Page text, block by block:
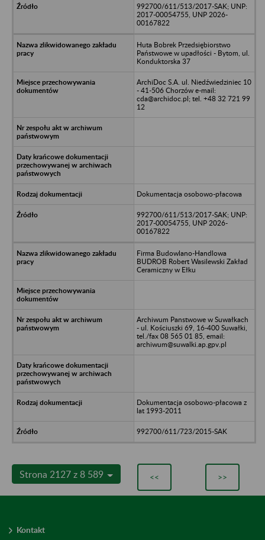
992700/611/513/2017-SAK; UNP:
2017-00054755, UNP 2026-
00167822
Huta Bobrek Przedsiębiorstwo
Państwowe w upadłości - Bytom, ul.
Konduktorska 37
ArchiDoc S.A. ul. Niedźwiedziniec 10
- 41-506 Chorzów e-mail:
cda@archidoc.pl; tel. +48 32 721 99
12
Dokumentacja osobowo-płacowa
992700/611/513/2017-SAK; UNP:
2017-00054755, UNP 2026-
00167822
Firma Budowlano-Handlowa
BUDROB Robert Wasilewski Zakład
Ceramiczny w Ełku
Archiwum Panstwowe w Suwałkach
- ul. Kościuszki 69, 16-400 Suwałki,
tel./fax 08 565 01 85, email:
archiwum@suwalki.ap.gpv.pl
Dokumentacja osobowo-płacowa z
lat 1993-2011
992700/611/723/2015-SAK
Strona 2127 z 8 589 << >>
Kontakt